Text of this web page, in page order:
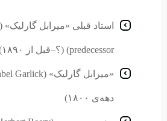
predecessor) (؟–قبل از ۱۸۹۰)
دهه‌ی ۱۸۰۰)